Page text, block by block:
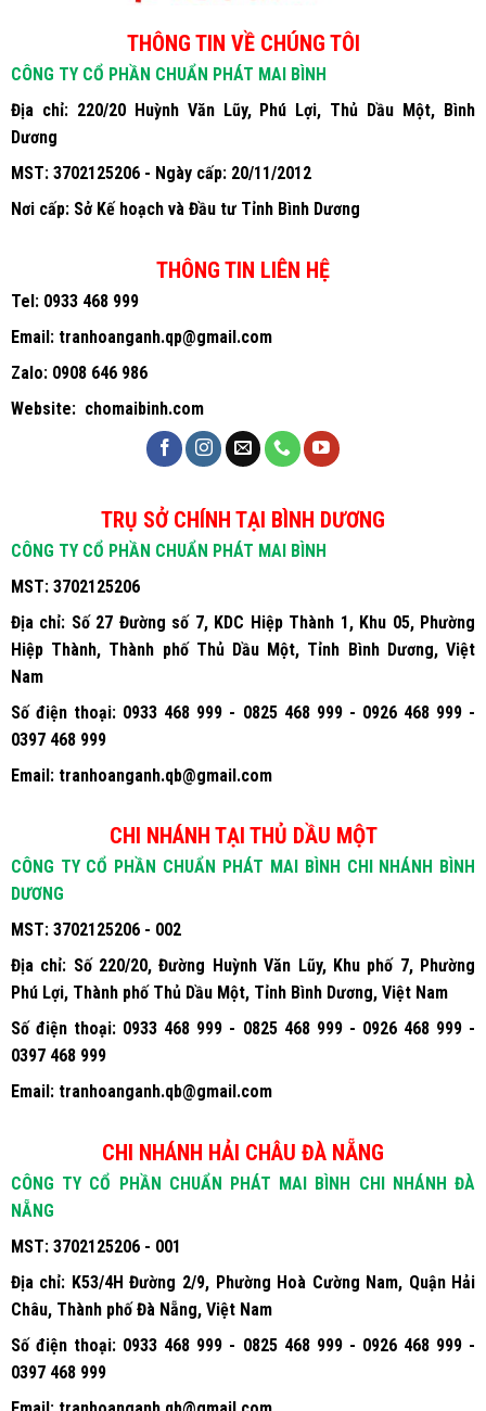
THÔNG TIN VỀ CHÚNG TÔI
CÔNG TY CỔ PHẦN CHUẨN PHÁT MAI BÌNH
Địa chỉ: 220/20 Huỳnh Văn Lũy, Phú Lợi, Thủ Dầu Một, Bình
Dương
MST: 3702125206 - Ngày cấp: 20/11/2012
Nơi cấp: Sở Kế hoạch và Đầu tư Tỉnh Bình Dương
THÔNG TIN LIÊN HỆ
Tel:0933 468 999
Email:tranhoanganh.qp@gmail.com
Zalo:0908 646 986
Website: chomaibinh.com
TRỤ SỞ CHÍNH TẠI BÌNH DƯƠNG
CÔNG TY CỔ PHẦN CHUẨN PHÁT MAI BÌNH
MST:3702125206
Địa chỉ: Số 27 Đường số 7, KDC Hiệp Thành 1, Khu 05, Phường
Hiệp Thành, Thành phố Thủ Dầu Một, Tỉnh Bình Dương, Việt
Nam
Số điện thoại: 0933 468 999 - 0825 468 999 - 0926 468 999 -
0397 468 999
Email:tranhoanganh.qb@gmail.com
CHI NHÁNH TẠI THỦ DẦU MỘT
CÔNG TY CỔ PHẦN CHUẨN PHÁT MAI BÌNH CHI NHÁNH BÌNH
DƯƠNG
MST:3702125206 - 002
Địa chỉ: Số 220/20, Đường Huỳnh Văn Lũy, Khu phố 7, Phường
Phú Lợi, Thành phố Thủ Dầu Một, Tỉnh Bình Dương, Việt Nam
Số điện thoại: 0933 468 999 - 0825 468 999 - 0926 468 999 -
0397 468 999
Email:tranhoanganh.qb@gmail.com
CHI NHÁNH HẢI CHÂU ĐÀ NẴNG
CÔNG TY CỔ PHẦN CHUẨN PHÁT MAI BÌNH CHI NHÁNH ĐÀ
NẴNG
MST:3702125206 - 001
Địa chỉ: K53/4H Đường 2/9, Phường Hoà Cường Nam, Quận Hải
Châu, Thành phố Đà Nẵng, Việt Nam
Số điện thoại: 0933 468 999 - 0825 468 999 - 0926 468 999 -
0397 468 999